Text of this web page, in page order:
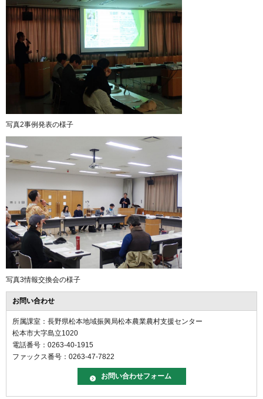
写真2事例発表の様子
写真3情報交換会の様子
お問い合わせ
所属課室：長野県松本地域振興局松本農業農村支援センター
松本市大字島立1020
電話番号：0263-40-1915
ファックス番号：0263-47-7822